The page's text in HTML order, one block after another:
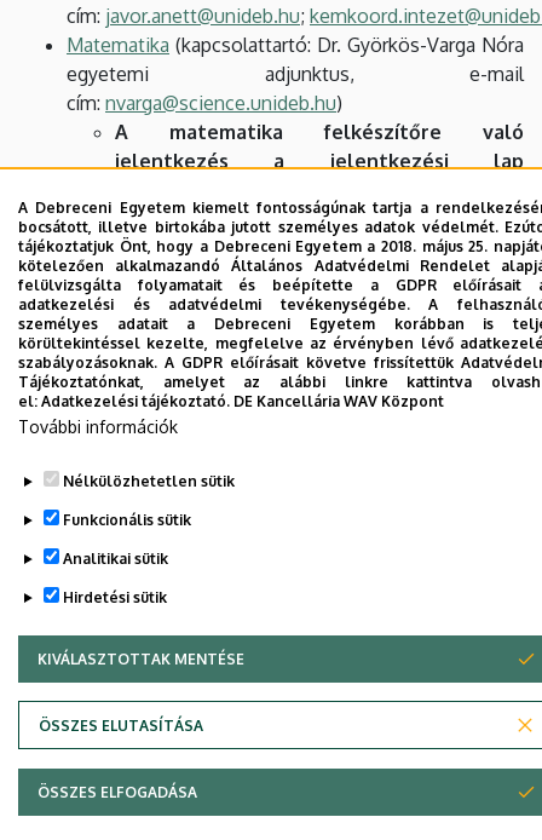
cím: javor.anett@unideb.hu;
Matematika (kapcsolattartó: Dr. Györkös-Varga Nóra
egyetemi adjunktus, e-mail
cím: nvarga@science.unideb.hu)
A matematika felkészítőre való
jelentkezés a jelentkezési lap
jelentkezési lap - hamarosan
Legutóbbi frissítés: 2025. 09. 12. 09:06
Adatvédelem
A Debreceni Egyetem kiemelt fontosságúnak tartja a
bocsátott, illetve birtokába jutott személyes adatok védelmét.
tájékoztatjuk Önt, hogy a Debreceni Egyetem a 2018. május 25.
kötelezően alkalmazandó Általános Adatvédelmi Rendelet
felülvizsgálta folyamatait és beépítette a GDPR előírásait
adatkezelési és adatvédelmi tevékenységébe. A
személyes adatait a Debreceni Egyetem korábban is
körültekintéssel kezelte, megfelelve az érvényben lévő
szabályozásoknak. A GDPR előírásait követve frissítettük
Tájékoztatónkat, amelyet az alábbi linkre kattintva
el: Adatkezelési tájékoztató. DE Kancellária WAV Központ
További információk
Nélkülözhetetlen sütik
Funkcionális sütik
Analitikai sütik
Hirdetési sütik
KIVÁLASZTOTTAK MENTÉSE
ÖSSZES ELUTASÍTÁSA
WITHDRAW CONSENT
ÖSSZES ELFOGADÁSA